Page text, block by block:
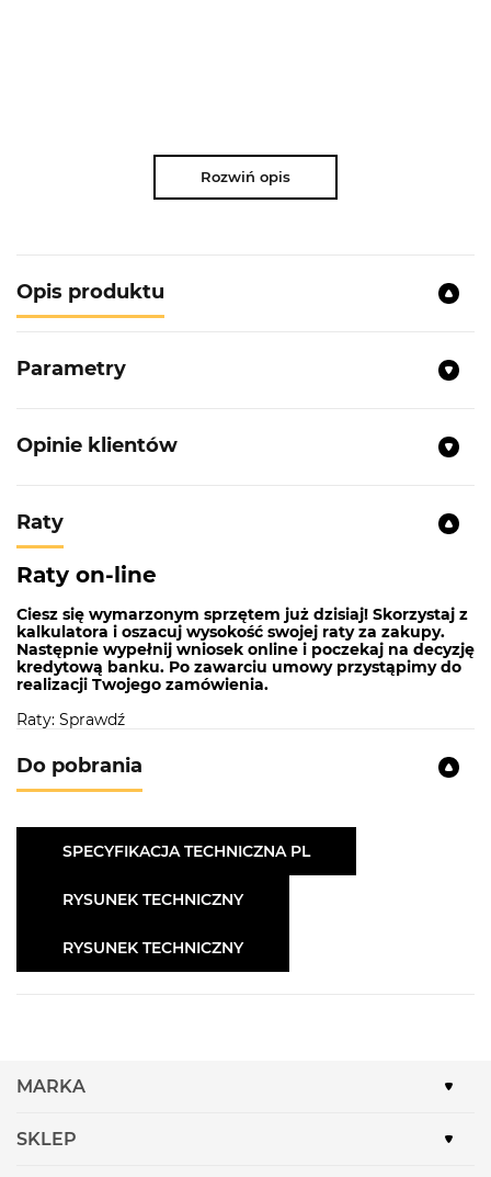
Rozwiń opis
Opis produktu
Parametry
Opinie klientów
Raty
Raty on-line
Ciesz się wymarzonym sprzętem już dzisiaj! Skorzystaj z
kalkulatora i oszacuj wysokość swojej raty za zakupy.
Następnie wypełnij wniosek online i poczekaj na decyzję
kredytową banku. Po zawarciu umowy przystąpimy do
realizacji Twojego zamówienia.
Raty: Sprawdź
Do pobrania
SPECYFIKACJA TECHNICZNA PL
RYSUNEK TECHNICZNY
RYSUNEK TECHNICZNY
MARKA
SKLEP